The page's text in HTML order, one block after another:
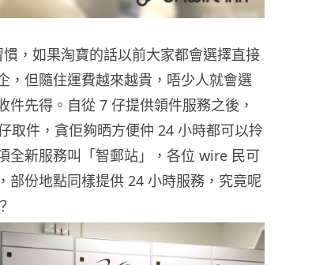
，如果淘寶的話以前大家都會選擇直接
，但隨住運費越來越貴，唔少人就會選
件先得。自從 7 仔提供領件服務之後，
取件，貪佢夠晒方便仲 24 小時都可以拎
全新服務叫「智郵站」，各位 wire 民可
部份地點同樣提供 24 小時服務，究竟呢